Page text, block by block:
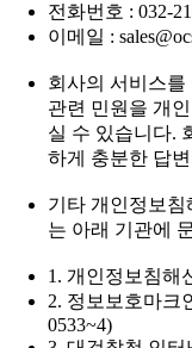
전화번호 : 032-
이메일 :
회사의 서비스
관련 민원을 개
실 수 있습니다.
하게 충분한 답
기타 개인정보침
는 아래 기관에
1. 개인정보침해
2. 정보보호마크
0533~4)